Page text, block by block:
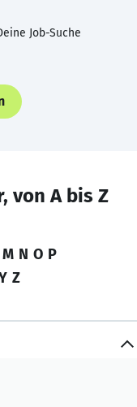
Job-Suche
von A bis Z
M N O P
Z